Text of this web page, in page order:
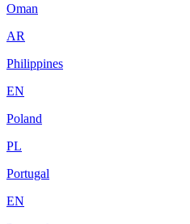
Oman
AR
Philippines
EN
Poland
PL
Portugal
EN